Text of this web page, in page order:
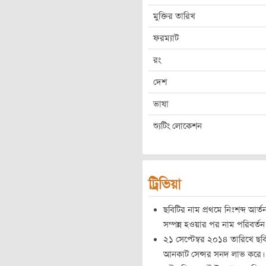
মুক্তির তারিখ
ফরম্যাট
রং
দেশ
ভাষা
শ্যুটিং লোকেশন
ট্রিভিয়া
ছবিটির নাম প্রথমে নিঃশব্দ
সম্পন্ন হওয়ার পর নাম
২১ সেপ্টেম্বর ২০১৪ তারিখে
আনকাট সেন্সর সনদ লাভ করে।